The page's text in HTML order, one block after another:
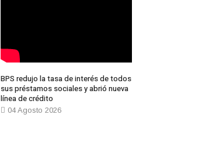
BPS redujo la tasa de interés de todos
sus préstamos sociales y abrió nueva
línea de crédito
04 Agosto 2026